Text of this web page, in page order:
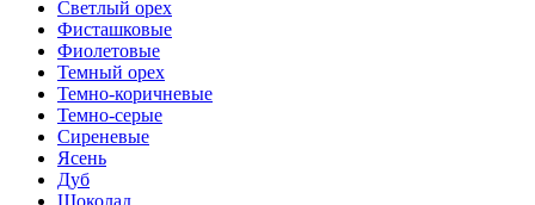
Светлый орех
Фисташковые
Фиолетовые
Темный орех
Темно-коричневые
Темно-серые
Сиреневые
Ясень
Дуб
Шоколад